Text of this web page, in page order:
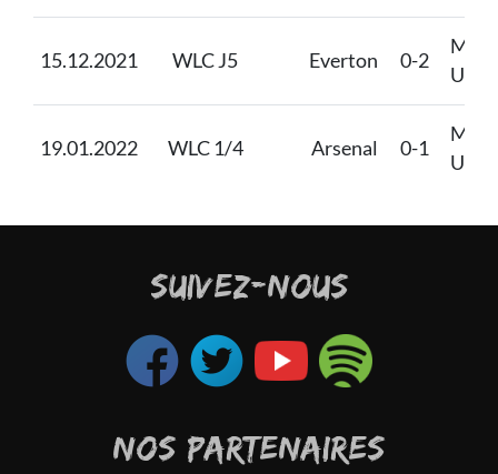
15.12.2021 WLC J5 Everton 0-2
19.01.2022 WLC 1/4 Arsenal 0-1
SUIVEZ-NOUS
NOS PARTENAIRES